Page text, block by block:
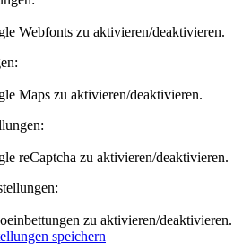
Webfonts zu aktivieren/deaktivieren.
Maps zu aktivieren/deaktivieren.
reCaptcha zu aktivieren/deaktivieren.
zu aktivieren/deaktivieren.
speichern